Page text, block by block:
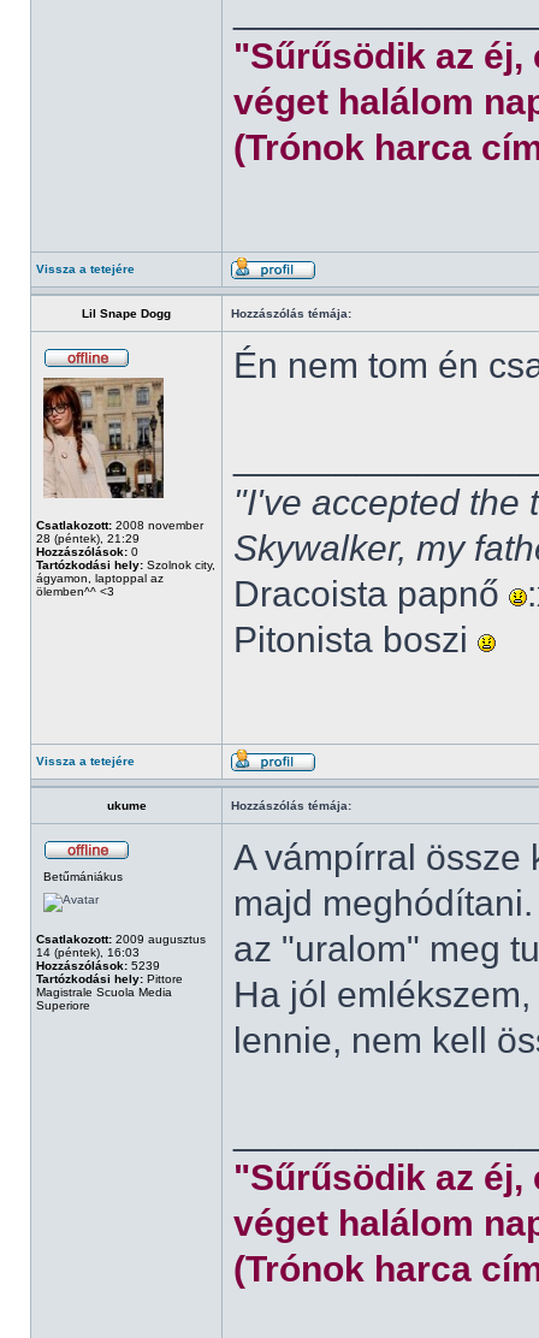
"Sűrűsödik az éj,
véget halálom
(Trónok harca
Vissza a tetejére
Lil Snape Dogg Hozzászólás témája:
Csatlakozott: 2008 november
28 (péntek), 21:29
Hozzászólások: 0
Tartózkodási hely: Szolnok city,
ágyamon, laptoppal az
ölemben^^ <3
Én nem tom én
"I've accepted the
Skywalker, my
Dracoista papnő
Pitonista boszi
Vissza a tetejére
ukume Hozzászólás témája:
Betűmániákus
Csatlakozott: 2009 augusztus
14 (péntek), 16:03
Hozzászólások: 5239
Tartózkodási hely: Pittore
Magistrale Scuola Media
Superiore
A vámpírral össze
majd
az "uralom" meg
Ha jól
lennie, nem kell
"Sűrűsödik az éj,
véget halálom
(Trónok harca